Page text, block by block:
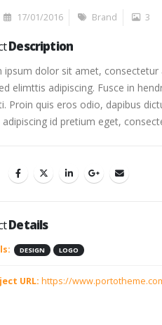
17/01/2016 Brand 3
Description
ipsum dolor sit amet, consectetur
elimttis adipiscing. Fusce in
Proin quis eros odio, dapibus
adipiscing id pretium eget,
Details
DESIGN LOGO
URL: https://